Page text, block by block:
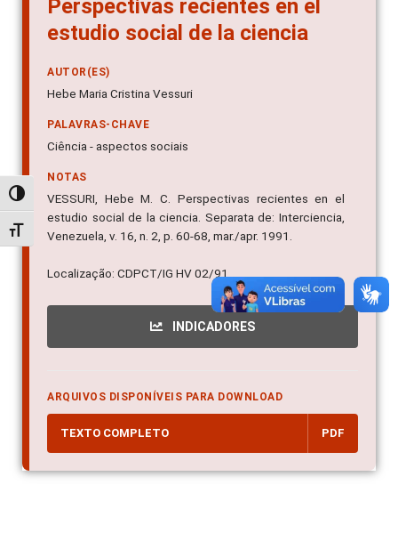
Alternar alto contraste
Alternar tamanho da fonte
Perspectivas recientes en el
estudio social de la ciencia
AUTOR(ES)
Hebe Maria Cristina Vessuri
PALAVRAS-CHAVE
Ciência - aspectos sociais
NOTAS
VESSURI, Hebe M. C. Perspectivas recientes en el
estudio social de la ciencia. Separata de: Interciencia,
Venezuela, v. 16, n. 2, p. 60-68, mar./apr. 1991.
Localização: CDPCT/IG HV 02/91
INDICADORES
ARQUIVOS DISPONÍVEIS PARA DOWNLOAD
TEXTO COMPLETO PDF